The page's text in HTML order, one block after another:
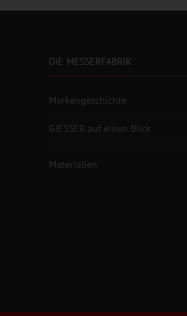
DIE MESSERFABRIK
Markengeschichte
GIESSER auf einen Blick
Materialien